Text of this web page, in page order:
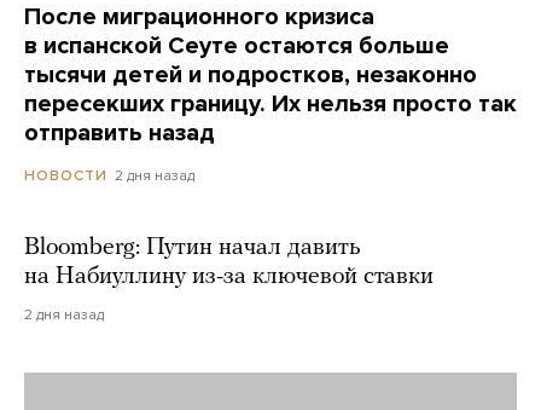
После миграционного кризиса
в испанской Сеуте остаются больше
тысячи детей и подростков, незаконно
пересекших границу. Их нельзя просто так
отправить назад
НОВОСТИ 2 дня назад
Bloomberg: Путин начал давить
на Набиуллину из-за ключевой ставки
2 дня назад